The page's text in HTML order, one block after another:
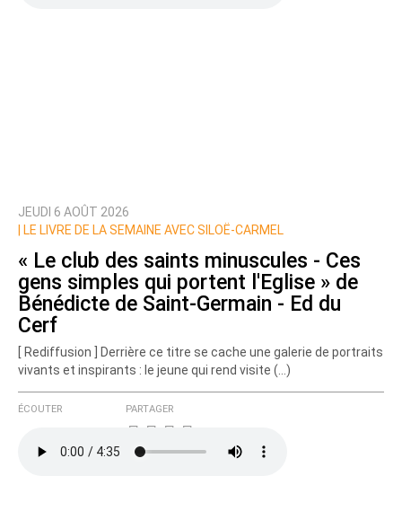
Prévenez-moi de tous les nouveaux commentaires
JEUDI 6 AOÛT 2026
LE LIVRE DE LA SEMAINE AVEC SILOË-CARMEL
« Le club des saints minuscules - Ces
gens simples qui portent l'Eglise » de
Bénédicte de Saint-Germain - Ed du
Cerf
[ Rediffusion ] Derrière ce titre se cache une galerie de portraits
vivants et inspirants : le jeune qui rend visite (…)
ÉCOUTER PARTAGER